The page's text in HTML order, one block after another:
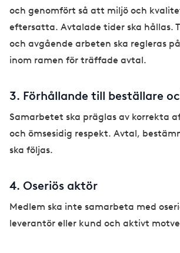
och genomfört så att miljö och
eftersatta. Avtalade tider ska hållas.
och avgående arbeten ska regleras
inom ramen för träffade avtal.
3. Förhållande till beställare
Samarbetet ska präglas av korrekta
och ömsesidig respekt. Avtal,
ska följas.
4. Oseriös aktör
Medlem ska inte samarbeta med
leverantör eller kund och aktivt